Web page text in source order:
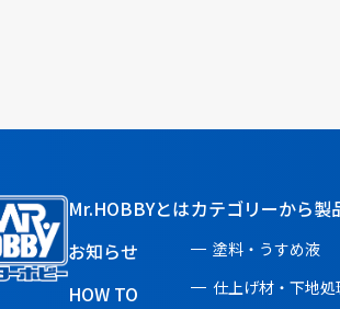
Mr.HOBBYとは
お知らせ
HOW TO
カテゴリーから製
塗料・うすめ液
仕上げ材・下地処